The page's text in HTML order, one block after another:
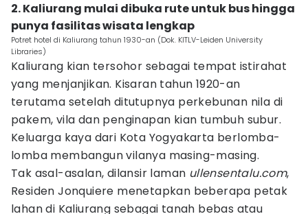
2. Kaliurang mulai dibuka rute untuk bus hingga
punya fasilitas wisata lengkap
Potret hotel di Kaliurang tahun 1930-an (Dok. KITLV-Leiden University
Libraries)
Kaliurang kian tersohor sebagai tempat istirahat
yang menjanjikan. Kisaran tahun 1920-an
terutama setelah ditutupnya perkebunan nila di
pakem, vila dan penginapan kian tumbuh subur.
Keluarga kaya dari Kota Yogyakarta berlomba-
lomba membangun vilanya masing-masing.
Tak asal-asalan, dilansir laman ullensentalu.com,
Residen Jonquiere menetapkan beberapa petak
lahan di Kaliurang sebagai tanah bebas atau